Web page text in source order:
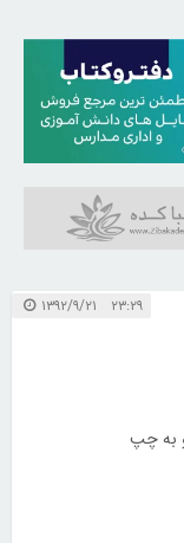
۲۳:۲۹ ۱۳۹۲/۹/۲۱
به چپ